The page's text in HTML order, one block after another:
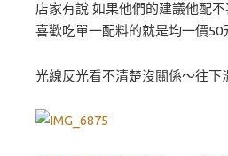
店家有說 如果他們的建議他配
喜歡吃單一配料的就是均一價50
光線反光看不清楚沒關係～往下